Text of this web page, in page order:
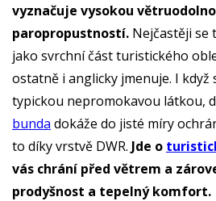
vyznačuje vysokou
paropropustností. Nejčastěji se
jako svrchní část turistického
ostatně i anglicky jmenuje. I
typickou nepromokavou látkou,
bunda dokáže do jisté míry
to díky vrstvě DWR. Jde o
vás chrání před větrem a
prodyšnost a tepelný komfort.